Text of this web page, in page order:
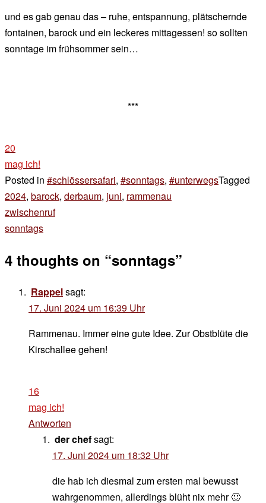
und es gab genau das – ruhe, entspannung, plätschernde
fontainen, barock und ein leckeres mittagessen! so sollten
sonntage im frühsommer sein…
***
20
mag ich!
Posted in #schlössersafari, #sonntags, #unterwegsTagged
2024, barock, derbaum, juni, rammenau
Beitragsnavigation
zwischenruf
sonntags
4 thoughts on “sonntags”
Rappelsagt:
17. Juni 2024 um 16:39 Uhr
Rammenau. Immer eine gute Idee. Zur Obstblüte die
Kirschallee gehen!
16
mag ich!
Antworten
der chefsagt:
17. Juni 2024 um 18:32 Uhr
die hab ich diesmal zum ersten mal bewusst
wahrgenommen, allerdings blüht nix mehr 🙂